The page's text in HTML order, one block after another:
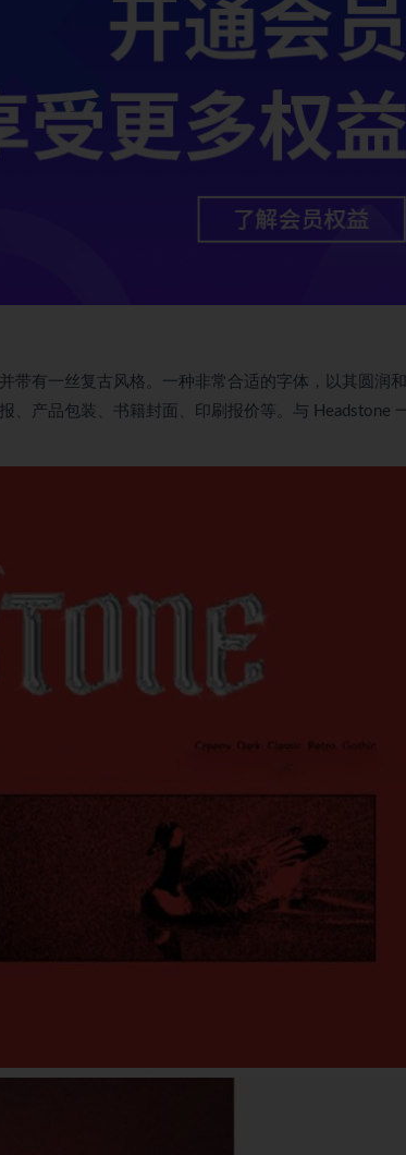
带有一丝复古风格。一种非常合适的字体，以其圆润
、产品包装、书籍封面、印刷报价等。与 Headstone